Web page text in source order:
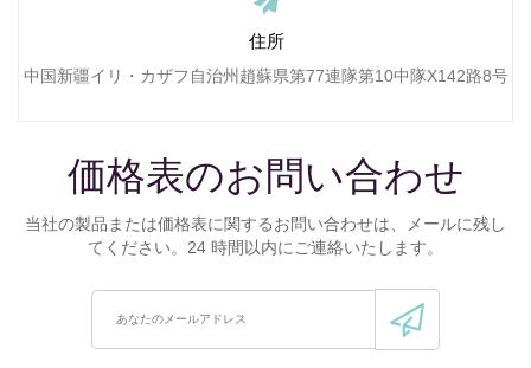
住所
中国新疆イリ・カザフ自治州趙蘇県第77連隊第10中隊X142路8号
価格表のお問い合わせ
当社の製品または価格表に関するお問い合わせは、メールに残し
てください。24 時間以内にご連絡いたします。